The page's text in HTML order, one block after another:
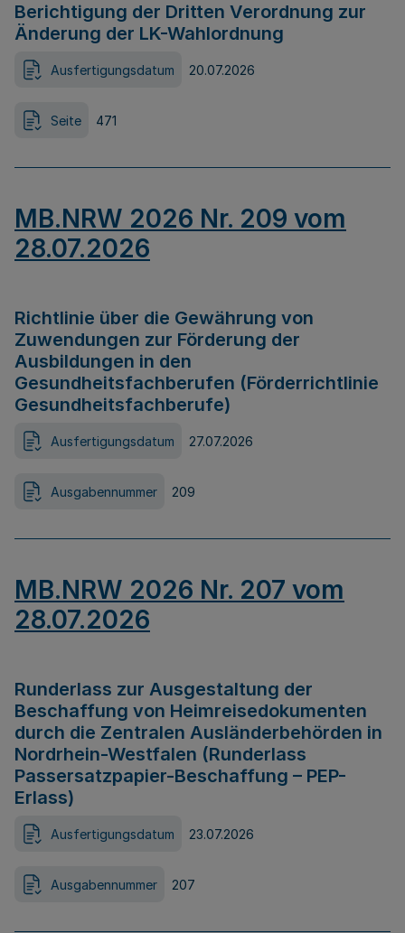
Berichtigung der Dritten Verordnung zur
Änderung der LK-Wahlordnung
Ausfertigungsdatum 20.07.2026
Seite 471
MB.NRW 2026 Nr. 209 vom
28.07.2026
Richtlinie über die Gewährung von
Zuwendungen zur Förderung der
Ausbildungen in den
Gesundheitsfachberufen (Förderrichtlinie
Gesundheitsfachberufe)
Ausfertigungsdatum 27.07.2026
Ausgabennummer 209
MB.NRW 2026 Nr. 207 vom
28.07.2026
Runderlass zur Ausgestaltung der
Beschaffung von Heimreisedokumenten
durch die Zentralen Ausländerbehörden in
Nordrhein-Westfalen (Runderlass
Passersatzpapier-Beschaffung – PEP-
Erlass)
Ausfertigungsdatum 23.07.2026
Ausgabennummer 207